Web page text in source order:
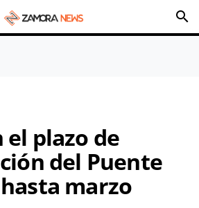
search
plazo de
del Puente
marzo